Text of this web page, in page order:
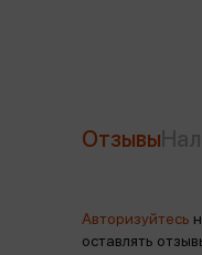
Отзывы
Авторизуйтесь
оставлять